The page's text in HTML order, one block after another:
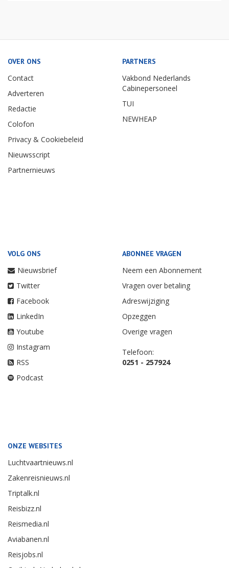
OVER ONS
Contact
Adverteren
Redactie
Colofon
Privacy & Cookiebeleid
Nieuwsscript
Partnernieuws
PARTNERS
Vakbond Nederlands
Cabinepersoneel
TUI
NEWHEAP
VOLG ONS
Nieuwsbrief
Twitter
Facebook
LinkedIn
Youtube
Instagram
RSS
Podcast
ABONNEE VRAGEN
Neem een Abonnement
Vragen over betaling
Adreswijziging
Opzeggen
Overige vragen
Telefoon:
0251 - 257924
ONZE WEBSITES
Luchtvaartnieuws.nl
Zakenreisnieuws.nl
Triptalk.nl
Reisbizz.nl
Reismedia.nl
Aviabanen.nl
Reisjobs.nl